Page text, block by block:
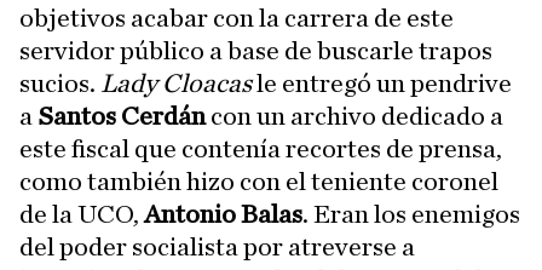
objetivos acabar con la carrera de este
servidor público a base de buscarle trapos
sucios. Lady Cloacasle entregó un pendrive
a Santos Cerdáncon un archivo dedicado a
este fiscal que contenía recortes de prensa,
como también hizo con el teniente coronel
de la UCO,Antonio Balas. Eran los enemigos
del poder socialista por atreverse a